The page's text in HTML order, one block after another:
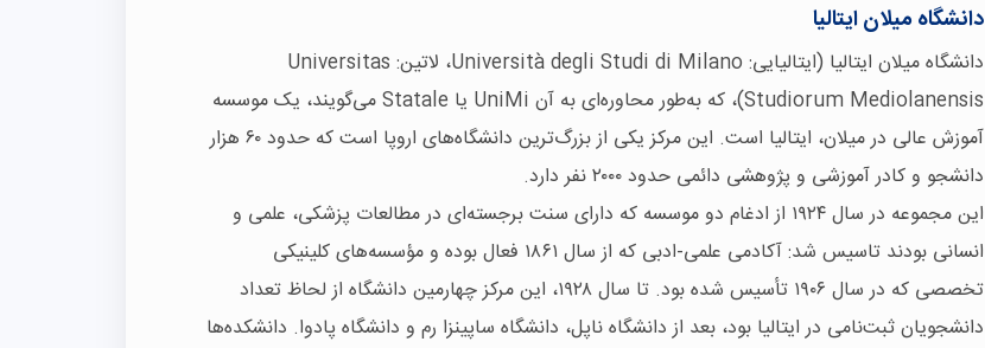
دانشگاه میلان ایتالیا
دانشگاه میلان ایتالیا (ایتالیایی: Università degli Studi di Milano، لاتین: Universitas
Studiorum Mediolanensis)، که به‌طور محاوره‌ای به آن UniMi یا Statale می‌گویند، یک موسسه
آموزش عالی در میلان، ایتالیا است. این مرکز یکی از بزرگ‌ترین دانشگاه‌های اروپا است که حدود ۶۰ هزار
دانشجو و کادر آموزشی و پژوهشی دائمی حدود ۲۰۰۰ نفر دارد.
این مجموعه در سال ۱۹۲۴ از ادغام دو موسسه که دارای سنت برجسته‌ای در مطالعات پزشکی، علمی و
انسانی بودند تاسیس شد: آکادمی علمی-ادبی که از سال ۱۸۶۱ فعال بوده و مؤسسه‌های کلینیکی
تخصصی که در سال ۱۹۰۶ تأسیس شده بود. تا سال ۱۹۲۸، این مرکز چهارمین دانشگاه از لحاظ تعداد
دانشجویان ثبت‌نامی در ایتالیا بود، بعد از دانشگاه ناپل، دانشگاه ساپینزا رم و دانشگاه پادوا. دانشکده‌ها